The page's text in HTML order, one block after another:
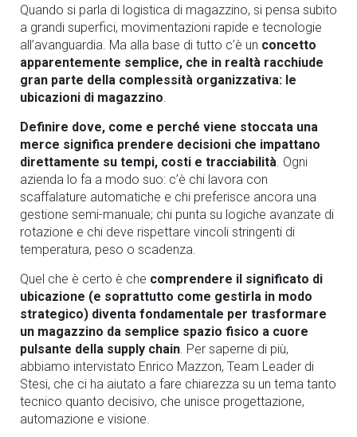
Quando si parla di logistica di magazzino, si pensa subito
a grandi superfici, movimentazioni rapide e tecnologie
all’avanguardia. Ma alla base di tutto c’è un concetto
apparentemente semplice, che in realtà racchiude
gran parte della complessità organizzativa: le
ubicazioni di magazzino.
Definire dove, come e perché viene stoccata una
merce significa prendere decisioni che impattano
direttamente su tempi, costi e tracciabilità. Ogni
azienda lo fa a modo suo: c’è chi lavora con
scaffalature automatiche e chi preferisce ancora una
gestione semi-manuale; chi punta su logiche avanzate di
rotazione e chi deve rispettare vincoli stringenti di
temperatura, peso o scadenza.
Quel che è certo è che comprendere il significato di
ubicazione (e soprattutto come gestirla in modo
strategico) diventa fondamentale per trasformare
un magazzino da semplice spazio fisico a cuore
pulsante della supply chain. Per saperne di più,
abbiamo intervistato Enrico Mazzon, Team Leader di
Stesi, che ci ha aiutato a fare chiarezza su un tema tanto
tecnico quanto decisivo, che unisce progettazione,
automazione e visione.